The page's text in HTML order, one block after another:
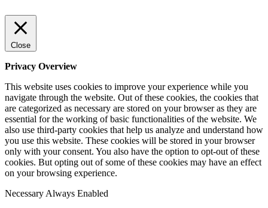
Close
Privacy Overview
This website uses cookies to improve your experience while you
navigate through the website. Out of these cookies, the cookies that
are categorized as necessary are stored on your browser as they are
essential for the working of basic functionalities of the website. We
also use third-party cookies that help us analyze and understand how
you use this website. These cookies will be stored in your browser
only with your consent. You also have the option to opt-out of these
cookies. But opting out of some of these cookies may have an effect
on your browsing experience.
Necessary Always Enabled